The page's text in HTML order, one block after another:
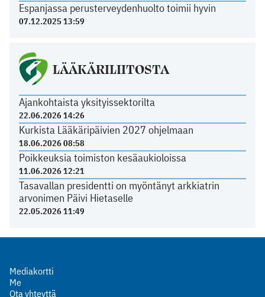
Espanjassa perusterveydenhuolto toimii hyvin
07.12.2025 13:59
LÄÄKÄRILIITOSTA
Ajankohtaista yksityissektorilta
22.06.2026 14:26
Kurkista Lääkäripäivien 2027 ohjelmaan
18.06.2026 08:58
Poikkeuksia toimiston kesäaukioloissa
11.06.2026 12:21
Tasavallan presidentti on myöntänyt arkkiatrin
arvonimen Päivi Hietaselle
22.05.2026 11:49
Mediakortti
Me
Ota yhteyttä